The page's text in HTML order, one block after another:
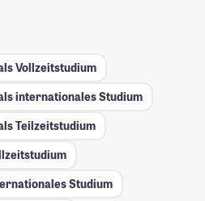
Vollzeitstudium
internationales Studium
Teilzeitstudium
Studium